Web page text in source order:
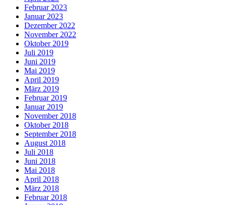
Februar 2023
Januar 2023
Dezember 2022
November 2022
Oktober 2019
Juli 2019
Juni 2019
Mai 2019
April 2019
März 2019
Februar 2019
Januar 2019
November 2018
Oktober 2018
September 2018
August 2018
Juli 2018
Juni 2018
Mai 2018
April 2018
März 2018
Februar 2018